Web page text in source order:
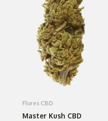
Flores CBD
Master Kush CBD